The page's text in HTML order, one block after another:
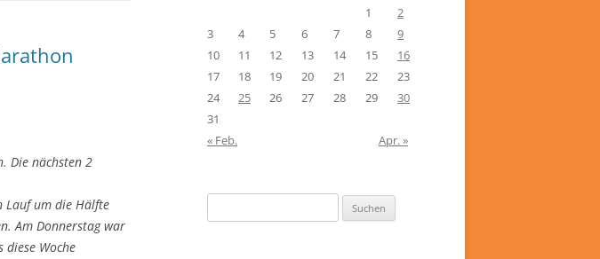
Die nächsten 2
Lauf um die Hälfte
Am Donnerstag war
Woche
1
2
3
4 5 6 7 8
9
10
11 12 13 14 15
16
17
18 19 20 21 22
23
24
25 26 27 28 29
30
31
« Feb.
Apr. »
nach: